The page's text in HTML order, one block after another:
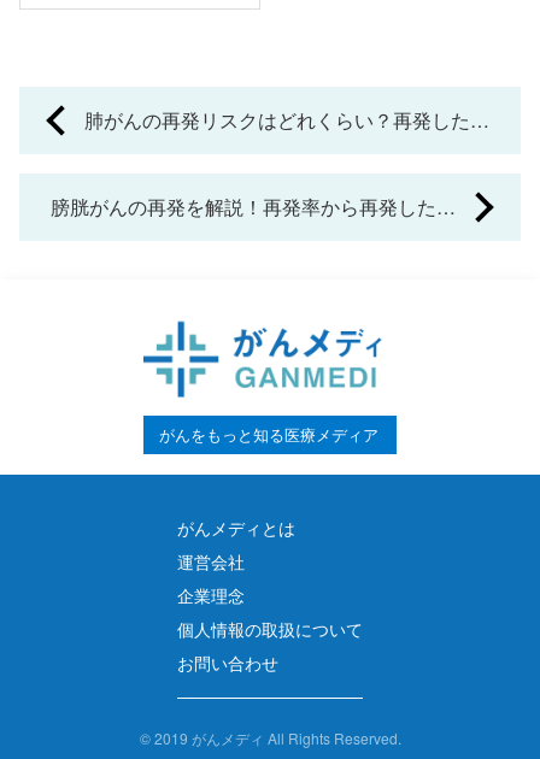
肺がんの再発リスクはどれくらい？再発した場
膀胱がんの再発を解説！再発率から再発した場
がんをもっと知る医療メディア
がんメディとは
運営会社
企業理念
個人情報の取扱について
お問い合わせ
©2019 がんメディ All Rights Reserved.